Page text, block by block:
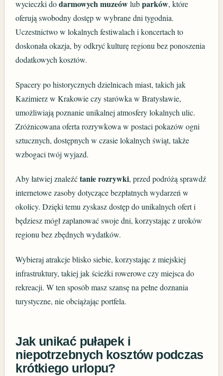
wycieczki dodarmowych muzeówlubparków, które
oferują swobodny dostęp w wybrane dni tygodnia.
Uczestnictwo w lokalnych festiwalach i koncertach to
doskonała okazja, by odkryć kulturę regionu bez ponoszenia
dodatkowych kosztów.
Spacery po historycznych dzielnicach miast, takich jak
Kazimierz w Krakowie czy starówka w Bratysławie,
umożliwiają poznanie unikalnej atmosfery lokalnych ulic.
Zróżnicowana oferta rozrywkowa w postaci pokazów ogni
sztucznych, dostępnych w czasie lokalnych świąt, także
wzbogaci twój wyjazd.
Aby łatwiej znaleźćtanie rozrywki, przed podróżą sprawdź
internetowe zasoby dotyczące bezpłatnych wydarzeń w
okolicy. Dzięki temu zyskasz dostęp do unikalnych ofert i
będziesz mógł zaplanować swoje dni, korzystając z uroków
regionu bez zbędnych wydatków.
Wybieraj atrakcje blisko siebie, korzystając z miejskiej
infrastruktury, takiej jak ścieżki rowerowe czy miejsca do
rekreacji. W ten sposób masz szansę na pełne doznania
turystyczne, nie obciążając portfela.
Jak unikać pułapek i
niepotrzebnych kosztów podczas
krótkiego urlopu?